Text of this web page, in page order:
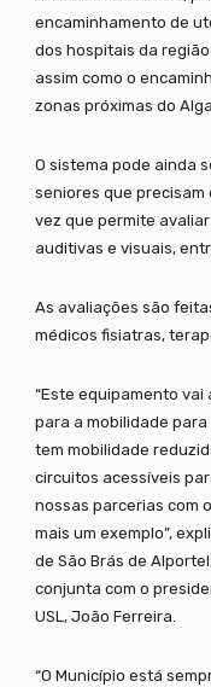
encaminhamento de
dos hospitais da
assim como o
zonas próximas do
O sistema pode ainda
seniores que precisam
vez que permite
auditivas e visuais,
As avaliações são
médicos fisiatras,
“Este equipamento
para a mobilidade
tem mobilidade
circuitos acessíveis
nossas parcerias com
mais um exemplo”,
de São Brás de
conjunta com o
USL, João Ferreira.
“O Município está